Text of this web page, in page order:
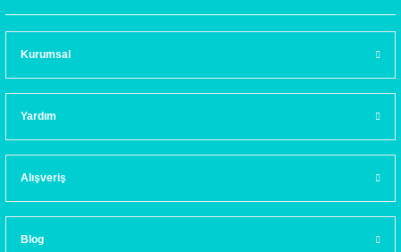
Kurumsal
Yardım
Alışveriş
Blog